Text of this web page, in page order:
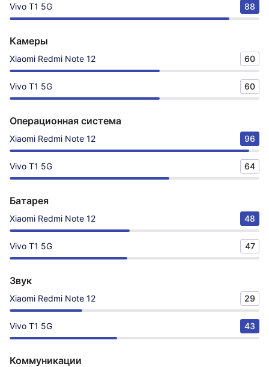
Vivo T1 5G 88
Камеры
Xiaomi Redmi Note 12 60
Vivo T1 5G 60
Операционная система
Xiaomi Redmi Note 12 96
Vivo T1 5G 64
Батарея
Xiaomi Redmi Note 12 48
Vivo T1 5G 47
Звук
Xiaomi Redmi Note 12 29
Vivo T1 5G 43
Коммуникации